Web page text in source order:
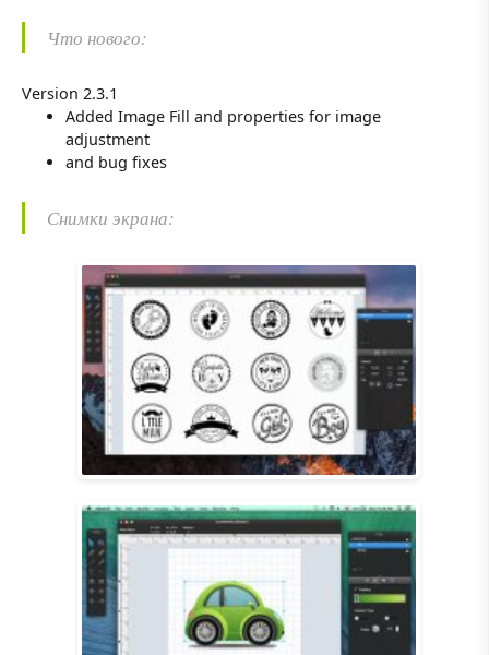
Что нового:
Version 2.3.1
Added Image Fill and properties for image
adjustment
and bug fixes
Снимки экрана: